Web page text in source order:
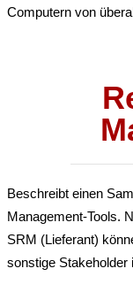
Computern von
Beschreibt einen
Management-Tools.
SRM (Lieferant)
sonstige